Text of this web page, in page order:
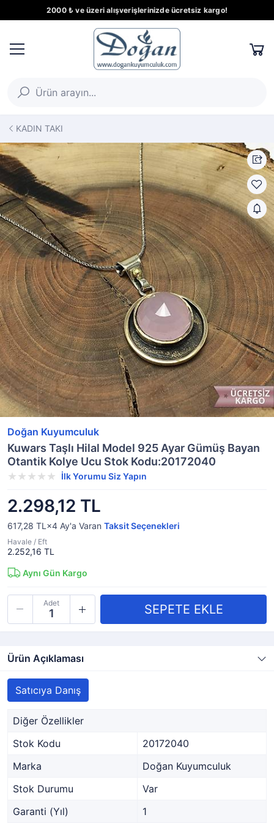
2000 ₺ ve üzeri alışverişlerinizde ücretsiz kargo!
KADIN TAKI
Doğan Kuyumculuk
Kuwars Taşlı Hilal Model 925 Ayar Gümüş Bayan
Otantik Kolye Ucu Stok Kodu:20172040
İlk Yorumu Siz Yapın
2.298,12 TL
617,28 TL×4 Ay'a Varan Taksit Seçenekleri
Havale / Eft
2.252,16 TL
Aynı Gün Kargo
Adet
Ürün Açıklaması
Satıcıya Danış
Diğer Özellikler
Stok Kodu
20172040
Marka
Doğan Kuyumculuk
Stok Durumu
Var
Garanti (Yıl)
1